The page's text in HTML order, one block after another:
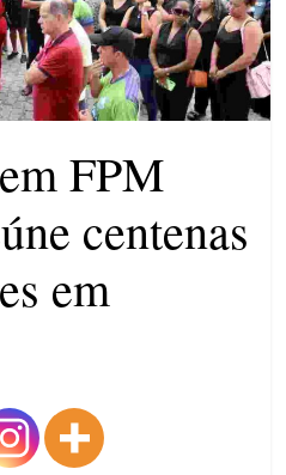
STF André
explicar
no ar
FPM
centenas
em